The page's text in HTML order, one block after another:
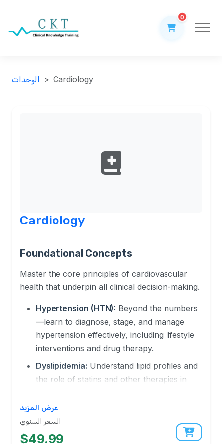
0
الوحدات Cardiology
Cardiology
Foundational Concepts
Master the core principles of cardiovascular
health that underpin all clinical decision-making.
Hypertension (HTN): Beyond the numbers
—learn to diagnose, stage, and manage
hypertension effectively, including lifestyle
interventions and drug therapy.
Dyslipidemia: Understand lipid profiles and
the role of statins and other therapies in
We'll cover both primary and secondary
prevention strategies.
ECG Essentials:
Gain the confidence to
عرض المزيد
السعر السنوي
$49.99